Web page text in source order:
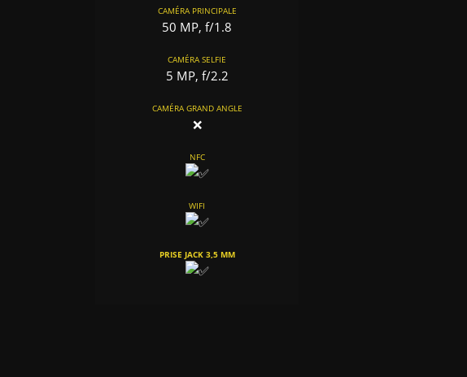
CAMÉRA PRINCIPALE
50 MP, f/1.8
CAMÉRA SELFIE
5 MP, f/2.2
CAMÉRA GRAND ANGLE
❌
NFC
WIFI
PRISE JACK 3,5 MM